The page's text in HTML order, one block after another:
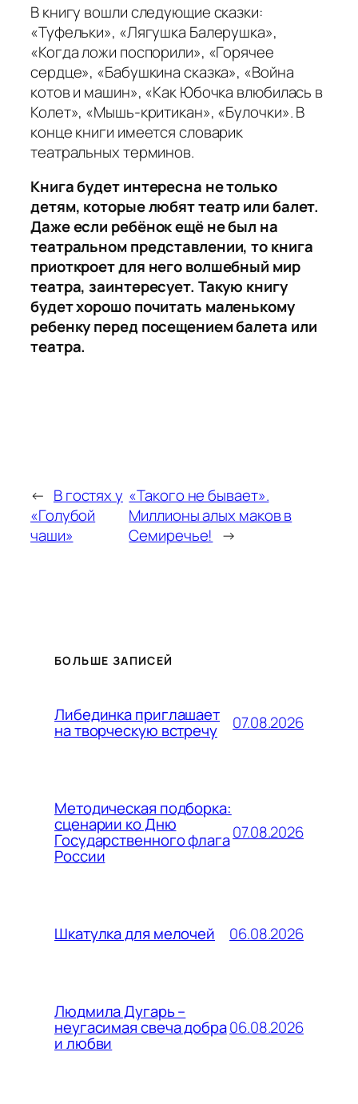
В книгу вошли следующие сказки:
«Туфельки», «Лягушка Балерушка»,
«Когда ложи поспорили», «Горячее
сердце», «Бабушкина сказка», «Война
котов и машин», «Как Юбочка влюбилась в
Колет», «Мышь-критикан», «Булочки». В
конце книги имеется словарик
театральных терминов.
Книга будет интересна не только
детям, которые любят театр или балет.
Даже если ребёнок ещё не был на
театральном представлении, то книга
приоткроет для него волшебный мир
театра, заинтересует. Такую книгу
будет хорошо почитать маленькому
ребенку перед посещением балета или
театра.
← В гостях у
«Голубой
чаши»
«Такого не бывает».
Миллионы алых маков в
Семиречье! →
БОЛЬШЕ ЗАПИСЕЙ
Либединка приглашает
на творческую встречу 07.08.2026
Методическая подборка:
сценарии ко Дню
Государственного флага
России
07.08.2026
Шкатулка для мелочей 06.08.2026
Людмила Дугарь –
неугасимая свеча добра
и любви
06.08.2026